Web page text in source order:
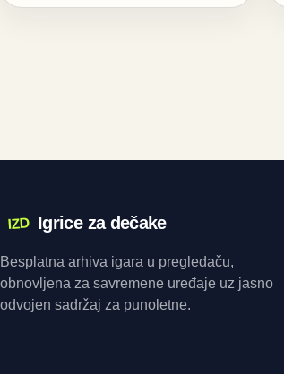
IZD Igrice za dečake
Besplatna arhiva igara u pregledaču,
obnovljena za savremene uređaje uz jasno
odvojen sadržaj za punoletne.